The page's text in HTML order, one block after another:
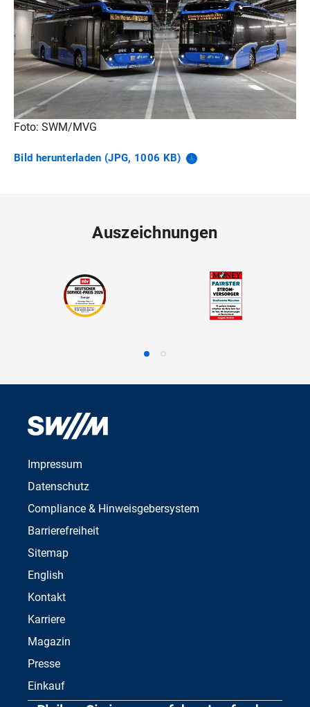
Foto: SWM/MVG
Bild herunterladen (JPG, 1006 KB)
Auszeichnungen
Impressum
Datenschutz
Compliance & Hinweisgebersystem
Barrierefreiheit
Sitemap
English
Kontakt
Karriere
Magazin
Presse
Einkauf